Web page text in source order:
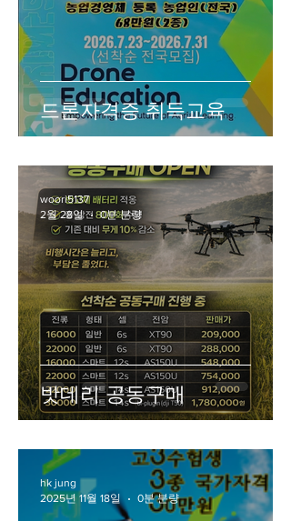
드론자격증 취득교육
밧데리 공동구매
woori5137
2월 28일
0분 분량
hk jung
2025년 11월 18일
0분 분량